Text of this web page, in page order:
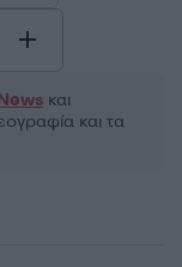
και
και τα